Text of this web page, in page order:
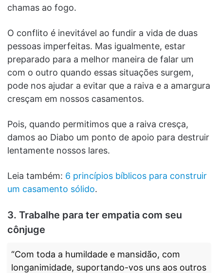
chamas ao fogo.
O conflito é inevitável ao fundir a vida de duas
pessoas imperfeitas. Mas igualmente, estar
preparado para a melhor maneira de falar um
com o outro quando essas situações surgem,
pode nos ajudar a evitar que a raiva e a amargura
cresçam em nossos casamentos.
Pois, quando permitimos que a raiva cresça,
damos ao Diabo um ponto de apoio para destruir
lentamente nossos lares.
Leia também: 6 princípios bíblicos para construir
um casamento sólido.
3. Trabalhe para ter empatia com seu
cônjuge
“Com toda a humildade e mansidão, com
longanimidade, suportando-vos uns aos outros